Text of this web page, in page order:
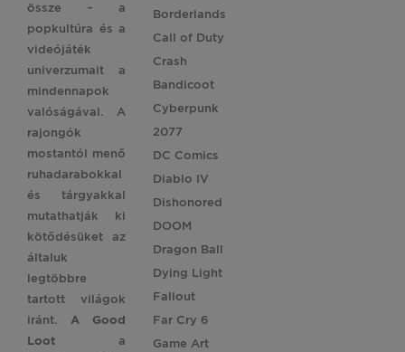
össze – a
popkultúra és a
videójáték
univerzumait a
mindennapok
valóságával. A
rajongók
mostantól menő
ruhadarabokkal
és tárgyakkal
mutathatják ki
kötődésüket az
általuk
legtöbbre
tartott világok
iránt.A Good
Loot a
Borderlands
Call of Duty
Crash
Bandicoot
Cyberpunk
2077
DC Comics
Diablo IV
Dishonored
DOOM
Dragon Ball
Dying Light
Fallout
Far Cry 6
Game Art